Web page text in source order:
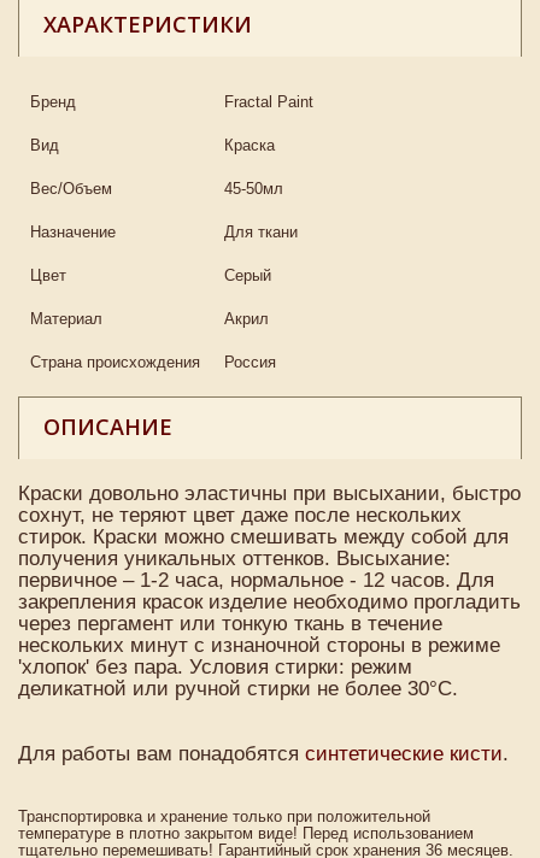
ХАРАКТЕРИСТИКИ
Бренд Fractal Paint
Вид Краска
Вес/Объем 45-50мл
Назначение Для ткани
Цвет Серый
Материал Акрил
Страна происхождения Россия
ОПИСАНИЕ
Краски довольно эластичны при высыхании, быстро
сохнут, не теряют цвет даже после нескольких
стирок. Краски можно смешивать между собой для
получения уникальных оттенков. Высыхание:
первичное – 1-2 часа, нормальное - 12 часов. Для
закрепления красок изделие необходимо прогладить
через пергамент или тонкую ткань в течение
нескольких минут с изнаночной стороны в режиме
'хлопок' без пара. Условия стирки: режим
деликатной или ручной стирки не более 30°C.
Для работы вам понадобятся синтетические кисти.
Транспортировка и хранение только при положительной
температуре в плотно закрытом виде! Перед использованием
тщательно перемешивать! Гарантийный срок хранения 36 месяцев.